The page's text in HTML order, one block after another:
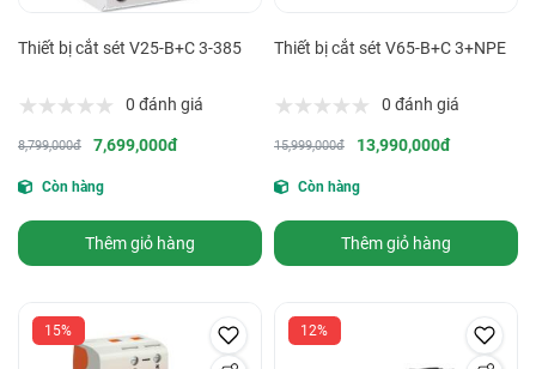
Thiết bị cắt sét V25-B+C 3-385
0 đánh giá
8,799,000đ 7,699,000đ
Còn hàng
Thêm giỏ hàng
Thiết bị cắt sét V65-B+C 3+NPE
0 đánh giá
15,999,000đ 13,990,000đ
Còn hàng
Thêm giỏ hàng
15% 12%